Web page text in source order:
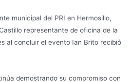
municipal del PRI en Hermosillo,
representante de oficina de la
al concluir el evento Ian Brito recibió
demostrando su compromiso con